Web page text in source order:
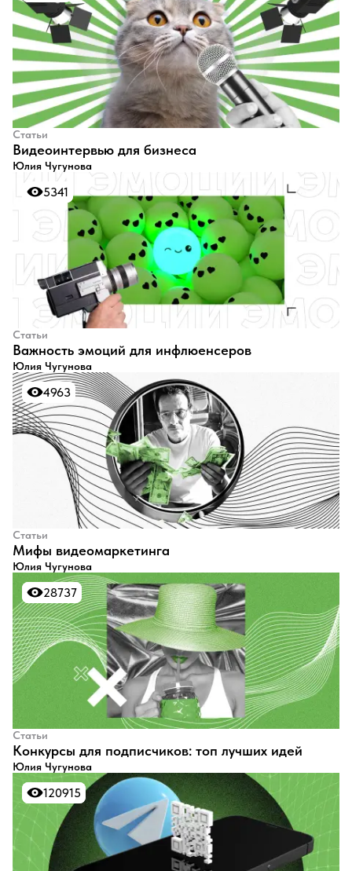
Статьи
Видеоинтервью для бизнеса
Юлия Чугунова
5341
5341
Статьи
Важность эмоций для инфлюенсеров
Юлия Чугунова
4963
4963
Статьи
Мифы видеомаркетинга
Юлия Чугунова
28737
28737
Статьи
Конкурсы для подписчиков: топ лучших идей
Юлия Чугунова
120915
120915